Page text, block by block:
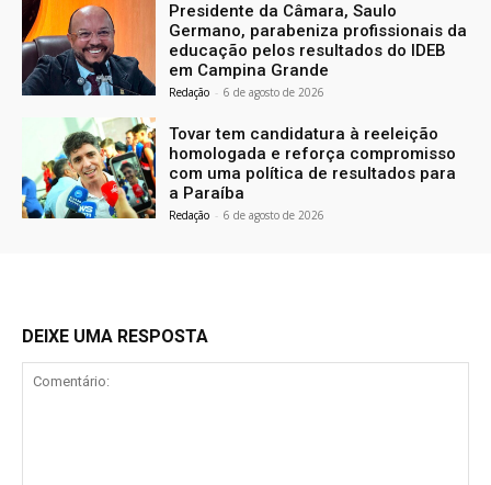
Presidente da Câmara, Saulo
Germano, parabeniza profissionais da
educação pelos resultados do IDEB
em Campina Grande
Redação - 6 de agosto de 2026
Tovar tem candidatura à reeleição
homologada e reforça compromisso
com uma política de resultados para
a Paraíba
Redação - 6 de agosto de 2026
DEIXE UMA RESPOSTA